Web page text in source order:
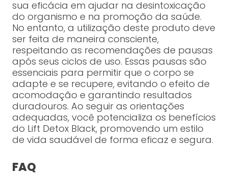
sua eficácia em ajudar na desintoxicação
do organismo e na promoção da saúde.
No entanto, a utilização deste produto deve
ser feita de maneira consciente,
respeitando as recomendações de pausas
após seus ciclos de uso. Essas pausas são
essenciais para permitir que o corpo se
adapte e se recupere, evitando o efeito de
acomodação e garantindo resultados
duradouros. Ao seguir as orientações
adequadas, você potencializa os benefícios
do Lift Detox Black, promovendo um estilo
de vida saudável de forma eficaz e segura.
FAQ